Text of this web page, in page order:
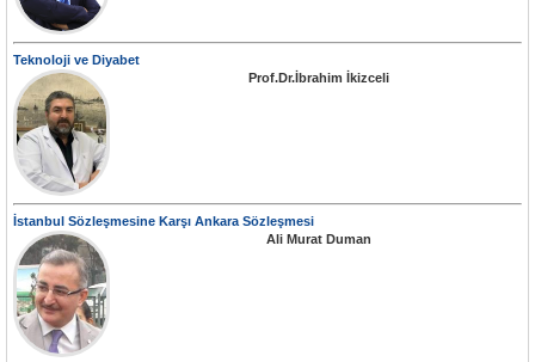
Teknoloji ve Diyabet
Prof.Dr.İbrahim İkizceli
İstanbul Sözleşmesine Karşı Ankara Sözleşmesi
Ali Murat Duman